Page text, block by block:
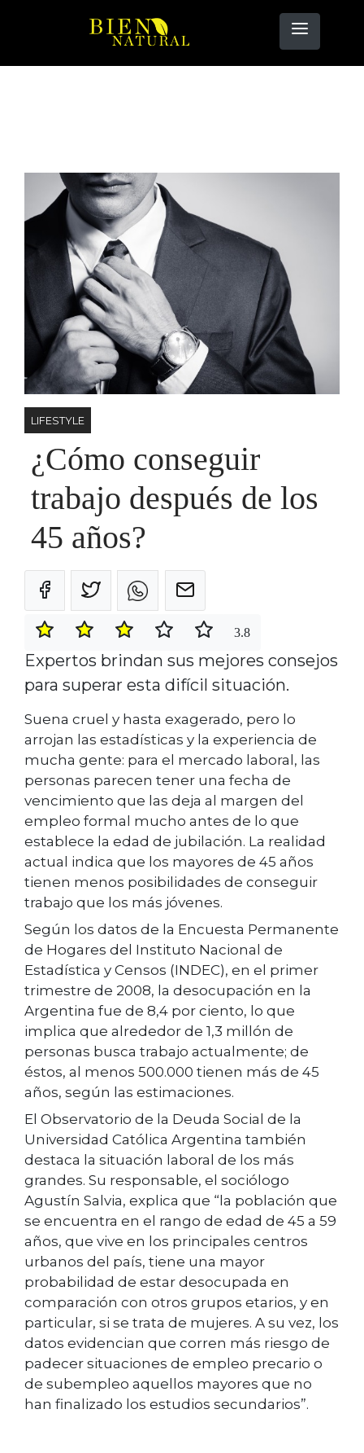
LIFESTYLE
¿Cómo conseguir
trabajo después de los
45 años?
3.8
Expertos brindan sus mejores consejos
para superar esta difícil situación.
Suena cruel y hasta exagerado, pero lo
arrojan las estadísticas y la experiencia de
mucha gente: para el mercado laboral, las
personas parecen tener una fecha de
vencimiento que las deja al margen del
empleo formal mucho antes de lo que
establece la edad de jubilación. La realidad
actual indica que los mayores de 45 años
tienen menos posibilidades de conseguir
trabajo que los más jóvenes.
Según los datos de la Encuesta Permanente
de Hogares del Instituto Nacional de
Estadística y Censos (INDEC), en el primer
trimestre de 2008, la desocupación en la
Argentina fue de 8,4 por ciento, lo que
implica que alrededor de 1,3 millón de
personas busca trabajo actualmente; de
éstos, al menos 500.000 tienen más de 45
años, según las estimaciones.
El Observatorio de la Deuda Social de la
Universidad Católica Argentina también
destaca la situación laboral de los más
grandes. Su responsable, el sociólogo
Agustín Salvia, explica que “la población que
se encuentra en el rango de edad de 45 a 59
años, que vive en los principales centros
urbanos del país, tiene una mayor
probabilidad de estar desocupada en
comparación con otros grupos etarios, y en
particular, si se trata de mujeres. A su vez, los
datos evidencian que corren más riesgo de
padecer situaciones de empleo precario o
de subempleo aquellos mayores que no
han finalizado los estudios secundarios”.